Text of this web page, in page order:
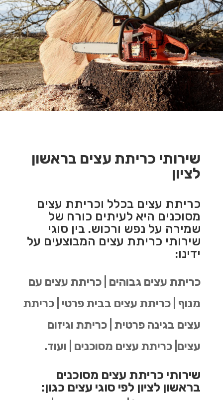
שירותי כריתת עצים בראשון
לציון
כריתת עצים בכלל וכריתת עצים
מסוכנים היא לעיתים כורח של
שמירה על נפש ורכוש. בין סוגי
שירותי כריתת עצים המבוצעים על
ידינו:
כריתת עצים גבוהים | כריתת עצים עם
מנוף | כריתת עצים בבית פרטי | כריתת
עצים בגינה פרטית | כריתת וגיזום
עצים| כריתת עצים מסוכנים | ועוד.
שירותי כריתת עצים מסוכנים
בראשון לציון לפי סוגי עצים כגון: